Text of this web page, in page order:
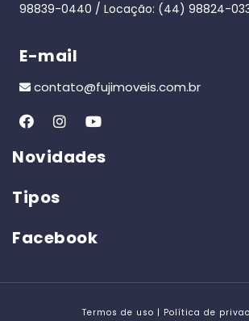
98839-0440 / Locação: (44) 98824-
E-mail
contato@fujimoveis.com.br
Novidades
APARTAMENTO PROXIMO UEM
**Edificio:Residencial Maldivas**
Zona 08 Ilios Residence
Tipos
Facebook
Termos de uso | Política de